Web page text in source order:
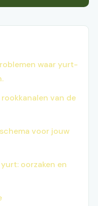
waar yurt-
van de
voor jouw
oorzaken en